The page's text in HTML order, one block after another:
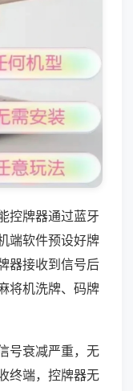
控牌器通过蓝牙
端软件预设好牌
器接收到信号后
将机洗牌、码牌
号衰减严重，无
终端，控牌器无